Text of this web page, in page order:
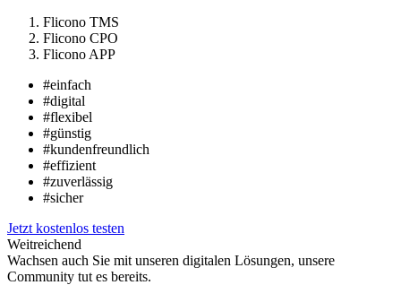
Flicono TMS
Flicono CPO
Flicono APP
#einfach
#digital
#flexibel
#günstig
#kundenfreundlich
#effizient
#zuverlässig
#sicher
Jetzt kostenlos testen
Weitreichend
Wachsen auch Sie mit unseren digitalen Lösungen, unsere
Community tut es bereits.